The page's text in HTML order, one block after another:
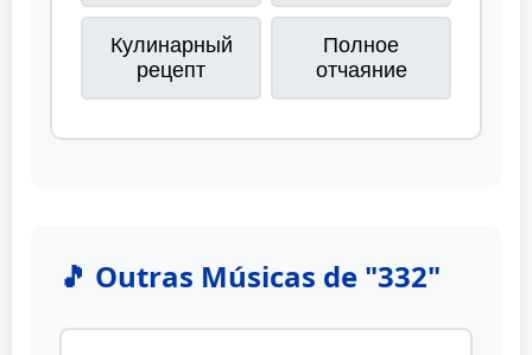
Кулинарный
рецепт
Полное
отчаяние
🎵 Outras Músicas de "332"